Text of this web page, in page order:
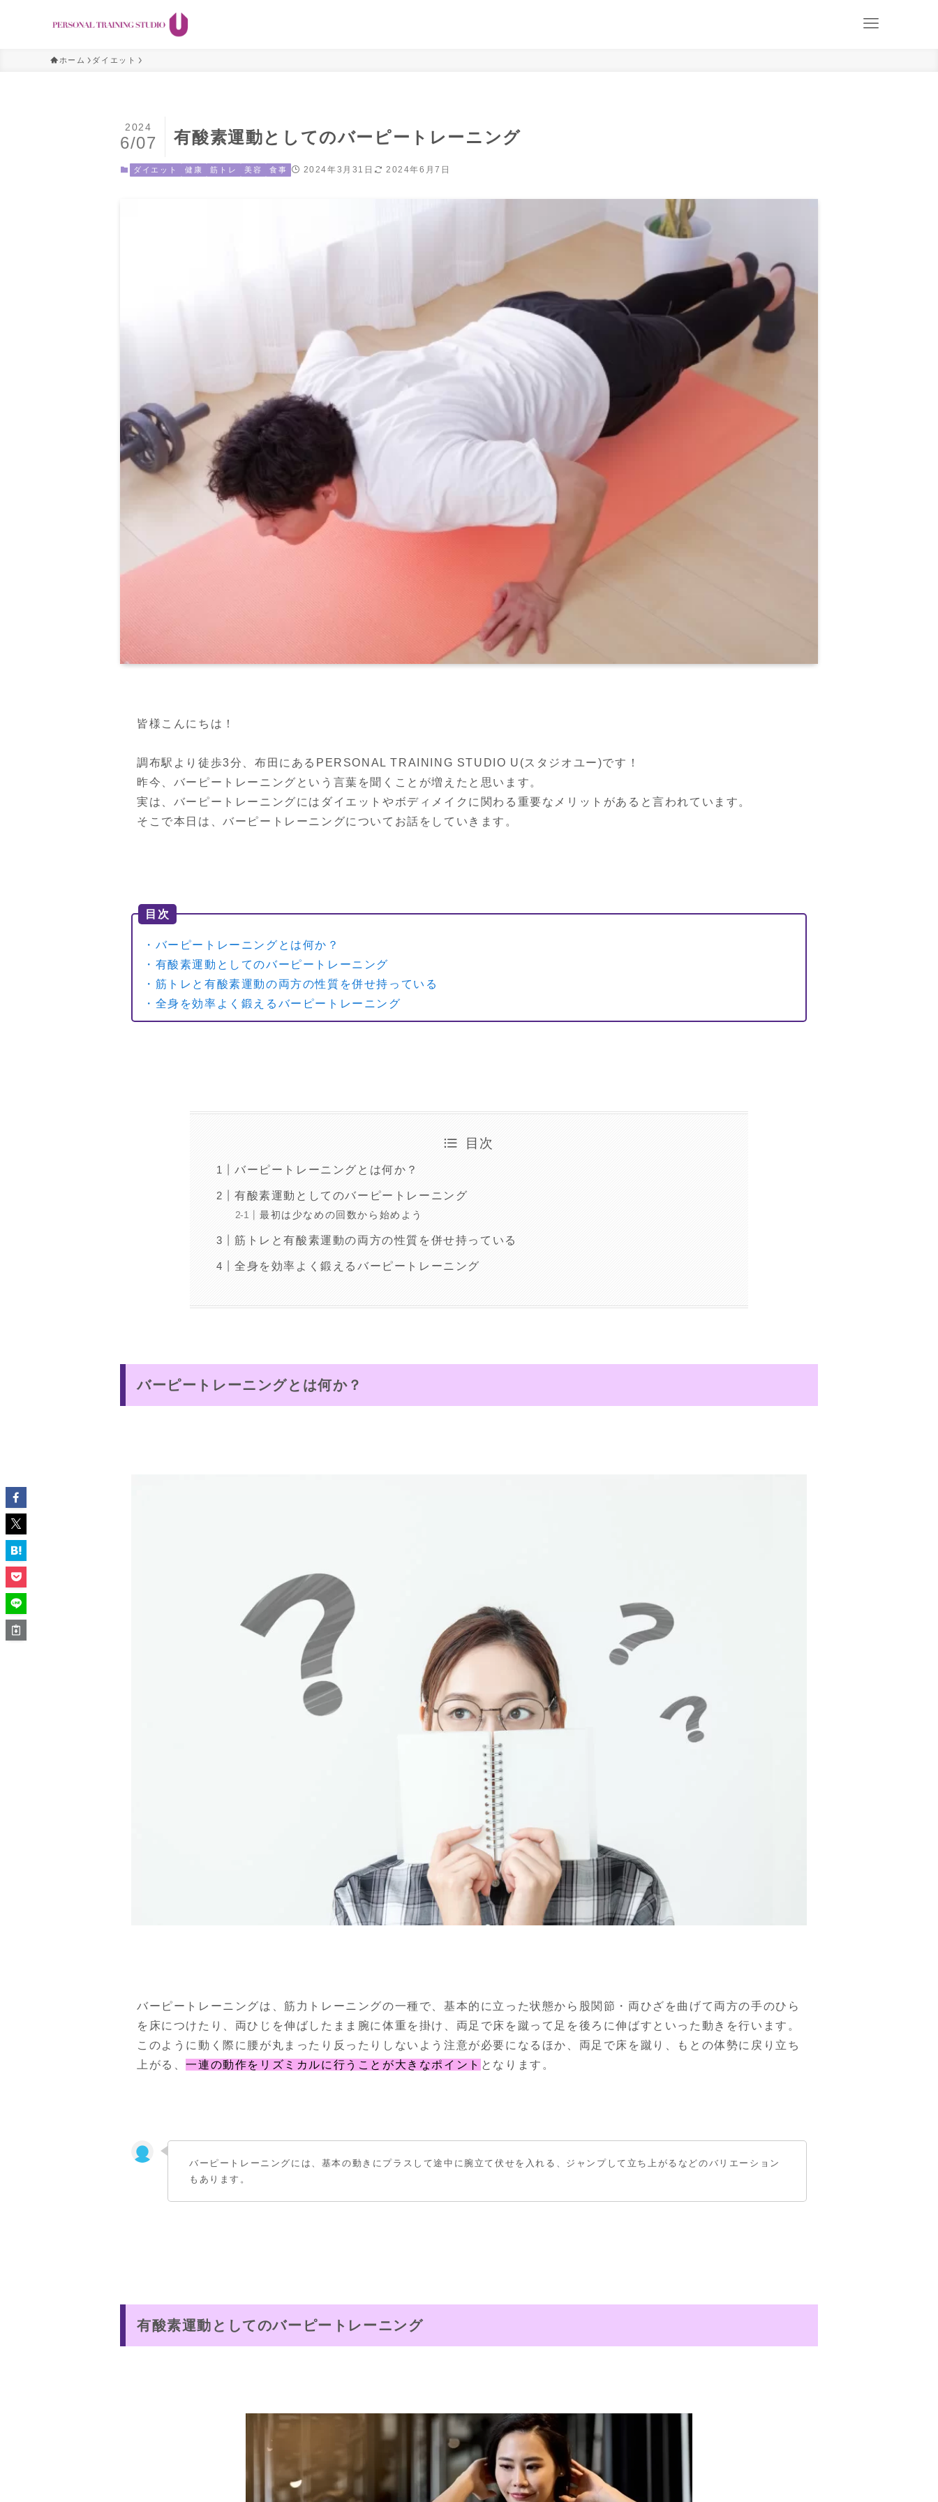
ホーム ダイエット
有酸素運動としてのバーピートレーニング
2024
6/07
ダイエット 健康 筋トレ 美容 食事 2024年3月31日 2024年6月7日
皆様こんにちは！
調布駅より徒歩3分、布田にあるPERSONAL TRAINING STUDIO U(スタジオユー)です！
昨今、バーピートレーニングという言葉を聞くことが増えたと思います。
実は、バーピートレーニングにはダイエットやボディメイクに関わる重要なメリットがあると言われています。
そこで本日は、バーピートレーニングについてお話をしていきます。
目次
・バーピートレーニングとは何か？
・有酸素運動としてのバーピートレーニング
・筋トレと有酸素運動の両方の性質を併せ持っている
・全身を効率よく鍛えるバーピートレーニング
目次
バーピートレーニングとは何か？
有酸素運動としてのバーピートレーニング
最初は少なめの回数から始めよう
筋トレと有酸素運動の両方の性質を併せ持っている
全身を効率よく鍛えるバーピートレーニング
バーピートレーニングとは何か？
バーピートレーニングは、筋力トレーニングの一種で、基本的に立った状態から股関節・両ひざを曲げて両方の手のひら
を床につけたり、両ひじを伸ばしたまま腕に体重を掛け、両足で床を蹴って足を後ろに伸ばすといった動きを行います。
このように動く際に腰が丸まったり反ったりしないよう注意が必要になるほか、両足で床を蹴り、もとの体勢に戻り立ち
上がる、一連の動作をリズミカルに行うことが大きなポイント となります。
バーピートレーニングには、基本の動きにプラスして途中に腕立て伏せを入れる、ジャンプして立ち上がるなどのバリエーション
もあります。
有酸素運動としてのバーピートレーニング